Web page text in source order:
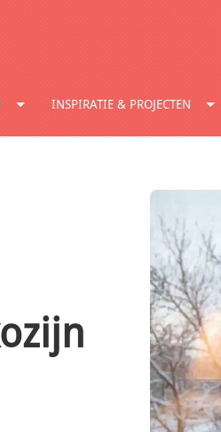
INSPIRATIE & PROJECTEN